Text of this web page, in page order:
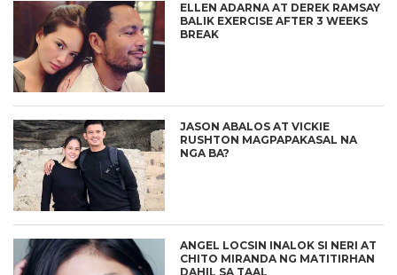
ELLEN ADARNA AT DEREK RAMSAY
BALIK EXERCISE AFTER 3 WEEKS
BREAK
JASON ABALOS AT VICKIE
RUSHTON MAGPAPAKASAL NA
NGA BA?
ANGEL LOCSIN INALOK SI NERI AT
CHITO MIRANDA NG MATITIRHAN
DAHIL SA TAAL